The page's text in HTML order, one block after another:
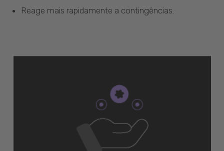
Reage mais rapidamente a contingências.